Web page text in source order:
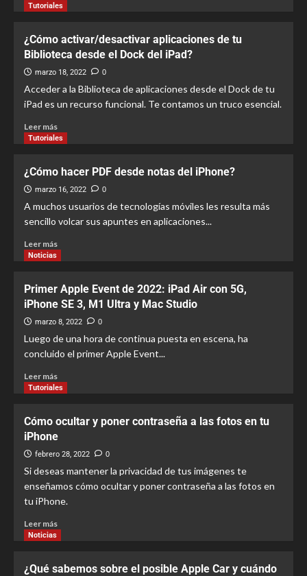
Tutoriales
¿Cómo activar/desactivar aplicaciones de tu
Biblioteca desde el Dock del iPad?
marzo 18, 2022 0
Acceder a la Biblioteca de aplicaciones desde el Dock de tu
iPad es un recurso funcional. Te contamos un truco esencial.
Leer más
Tutoriales
¿Cómo hacer PDF desde notas del iPhone?
marzo 16, 2022 0
A muchos usuarios de tecnologías móviles les resulta más
sencillo volcar sus apuntes en aplicaciones...
Leer más
Noticias
Primer Apple Event de 2022: iPad Air con 5G,
iPhone SE 3, M1 Ultra y Mac Studio
marzo 8, 2022 0
Luego de una hora de continua puesta en escena, ha
concluido el primer Apple Event...
Leer más
Tutoriales
Cómo ocultar y poner contraseña a las fotos en tu
iPhone
febrero 28, 2022 0
Si deseas mantener la privacidad de tus imágenes te
enseñamos cómo ocultar y poner contraseña a las fotos en
tu iPhone.
Leer más
Noticias
¿Qué sabemos sobre el posible Apple Car y cuándo